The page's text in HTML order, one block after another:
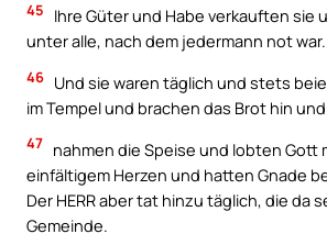
45
Ihre Güter und Habe verkauften sie
unter alle, nach dem jedermann not war.
46 Und sie waren täglich und stets
im Tempel und brachen das Brot hin
47 nahmen die Speise und lobten Gott
einfältigem Herzen und hatten Gnade
Der HERR aber tat hinzu täglich, die da
Gemeinde.